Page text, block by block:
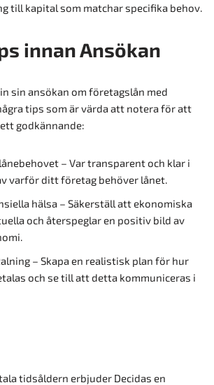
till kapital som matchar specifika behov.
innan Ansökan
sin ansökan om företagslån med
tips som är värda att notera för att
godkännande:
– Var transparent och klar i
varför ditt företag behöver lånet.
hälsa – Säkerställ att ekonomiska
och återspeglar en positiv bild av
– Skapa en realistisk plan för hur
och se till att detta kommuniceras i
tidsåldern erbjuder Decidas en